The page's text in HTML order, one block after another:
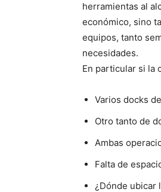
herramientas al
económico, sino
equipos, tanto
necesidades.
En particular si la
Varios docks
Otro tanto de
Ambas
Falta de
¿Dónde ubicar